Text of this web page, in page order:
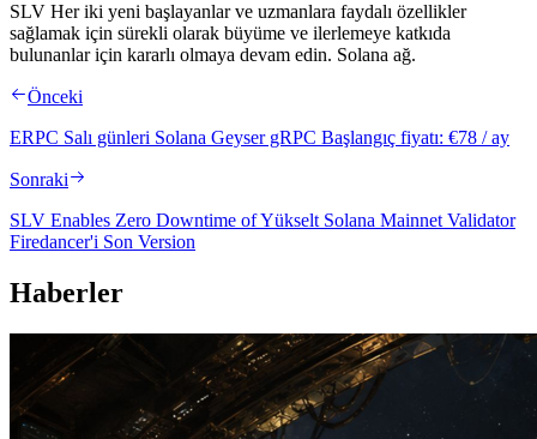
SLV Her iki yeni başlayanlar ve uzmanlara faydalı özellikler
sağlamak için sürekli olarak büyüme ve ilerlemeye katkıda
bulunanlar için kararlı olmaya devam edin. Solana ağ.
Önceki
ERPC Salı günleri Solana Geyser gRPC Başlangıç fiyatı: €78 / ay
Sonraki
SLV Enables Zero Downtime of Yükselt Solana Mainnet Validator
Firedancer'i Son Version
Haberler